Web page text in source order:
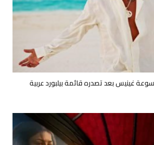
غينيس بعد تصدره قائمة بيلبورد عربية